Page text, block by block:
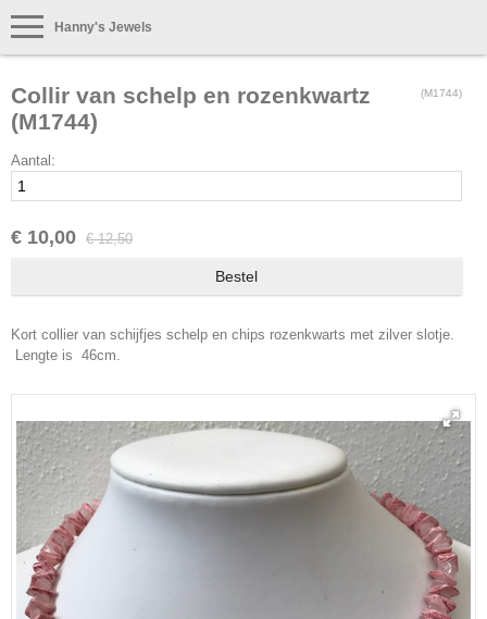
Hanny's Jewels
(M1744)
Collir van schelp en rozenkwartz
(M1744)
Aantal:
€ 10,00 € 12,50
Kort collier van schijfjes schelp en chips rozenkwarts met zilver slotje.
Lengte is 46cm.